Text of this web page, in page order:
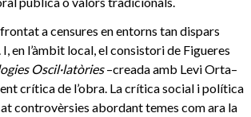
a censures en entorns tan dispars
en l’àmbit local, el consistori de Figueres
Oscil·latòries–creada amb Levi Orta–
crítica de l’obra. La crítica social i política
controvèrsies abordant temes com ara la